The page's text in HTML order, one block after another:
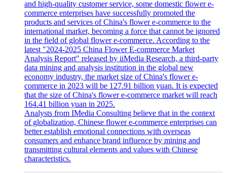
and high-quality customer service, some domestic flower e-
commerce enterprises have successfully promoted the
products and services of China's flower e-commerce to the
international market, becoming a force that cannot be ignored
in the field of global flower e-commerce. According to the
latest "2024-2025 China Flower E-commerce Market
Analysis Report" released by iiMedia Research, a third-party
data mining and analysis institution in the global new
economy industry, the market size of China's flower e-
commerce in 2023 will be 127.91 billion yuan. It is expected
that the size of China's flower e-commerce market will reach
164.41 billion yuan in 2025.
Analysts from IMedia Consulting believe that in the context
of globalization, Chinese flower e-commerce enterprises can
better establish emotional connections with overseas
consumers and enhance brand influence by mining and
transmitting cultural elements and values with Chinese
characteristics.